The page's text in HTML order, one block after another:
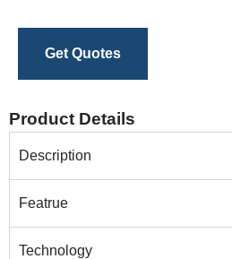
Get Quotes
Product Details
Description
Featrue
Technology